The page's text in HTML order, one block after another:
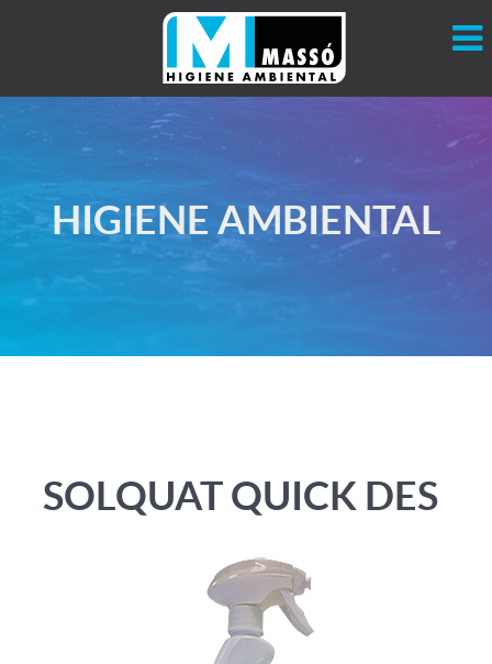
HIGIENE AMBIENTAL
SOLQUAT QUICK DES